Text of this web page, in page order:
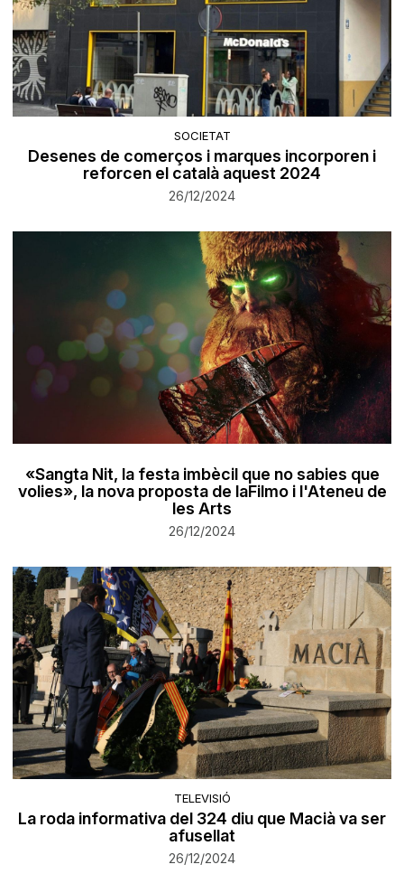
SOCIETAT
Desenes de comerços i marques incorporen i
reforcen el català aquest 2024
26/12/2024
«Sangta Nit, la festa imbècil que no sabies que
volies», la nova proposta de laFilmo i l'Ateneu de
les Arts
26/12/2024
TELEVISIÓ
La roda informativa del 324 diu que Macià va ser
afusellat
26/12/2024